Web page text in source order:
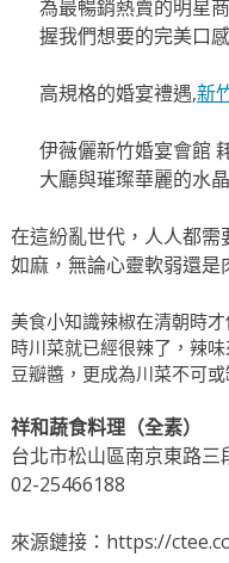
為最暢銷熱賣的明星
握我們想要的完美口
高規格的婚宴禮遇,新
伊薇儷新竹婚宴會館
大廳與璀璨華麗的水
在這紛亂世代，人人都
如麻，無論心靈軟弱還是
美食小知識辣椒在清朝時
時川菜就已經很辣了，辣
豆瓣醬，更成為川菜不可或
祥和蔬食料理（全素）
台北市松山區南京東路三
02-25466188
來源鏈接：https://